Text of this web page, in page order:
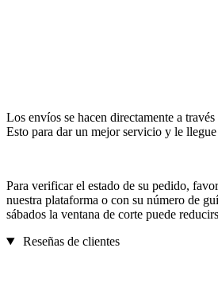
Los envíos se hacen directamente a
Esto para dar un mejor servicio y le
Para verificar el estado de su pedido,
nuestra plataforma o con su número de
sábados la ventana de corte puede
Reseñas de clientes